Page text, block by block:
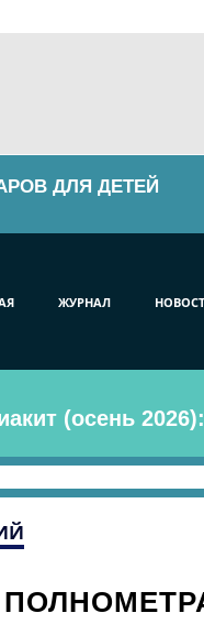
ДЛЯ ДЕТЕЙ
ЖУРНАЛ
(осень